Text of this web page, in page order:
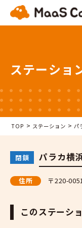
ステーショ
TOP > ステーション >パ
閉鎖 パラカ横
住所 〒220-
このステーシ